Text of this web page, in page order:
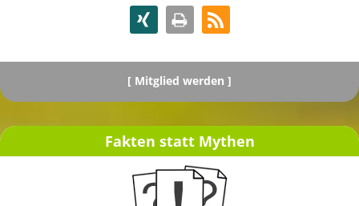
[ Mitglied werden ]
[ Spenden ]
Fakten statt Mythen